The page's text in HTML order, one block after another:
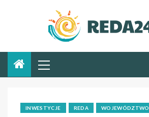
INWESTYCJE REDA WOJEWÓDZTWO